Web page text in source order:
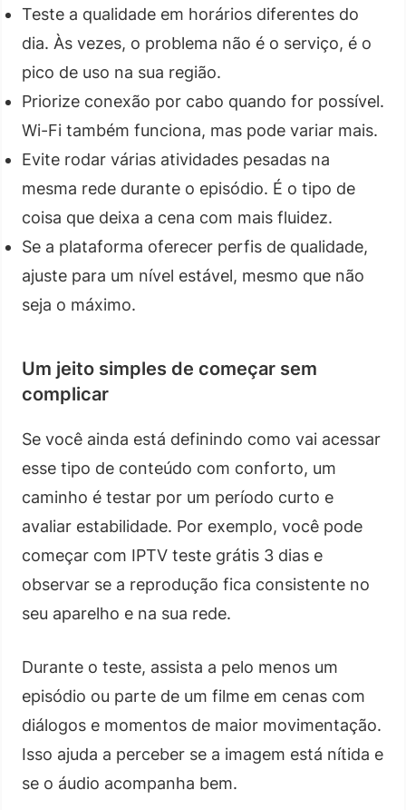
Teste a qualidade em horários diferentes do
dia. Às vezes, o problema não é o serviço, é o
pico de uso na sua região.
Priorize conexão por cabo quando for possível.
Wi-Fi também funciona, mas pode variar mais.
Evite rodar várias atividades pesadas na
mesma rede durante o episódio. É o tipo de
coisa que deixa a cena com mais fluidez.
Se a plataforma oferecer perfis de qualidade,
ajuste para um nível estável, mesmo que não
seja o máximo.
Um jeito simples de começar sem
complicar
Se você ainda está definindo como vai acessar
esse tipo de conteúdo com conforto, um
caminho é testar por um período curto e
avaliar estabilidade. Por exemplo, você pode
começar com IPTV teste grátis 3 dias e
observar se a reprodução fica consistente no
seu aparelho e na sua rede.
Durante o teste, assista a pelo menos um
episódio ou parte de um filme em cenas com
diálogos e momentos de maior movimentação.
Isso ajuda a perceber se a imagem está nítida e
se o áudio acompanha bem.